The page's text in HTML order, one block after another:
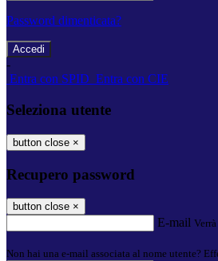
Password dimenticata?
-
Entra con SPID Entra con CIE
Seleziona utente
button close ×
Recupero password
button close ×
E-mail
Non hai una e-mail associata al nome utente?